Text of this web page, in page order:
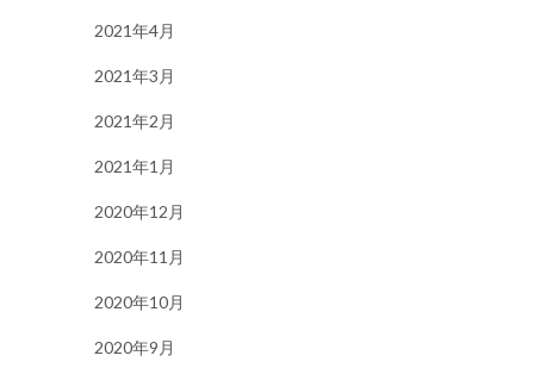
2021年4月
2021年3月
2021年2月
2021年1月
2020年12月
2020年11月
2020年10月
2020年9月